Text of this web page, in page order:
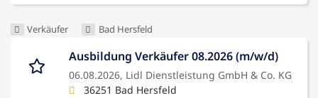
Verkäufer Bad Hersfeld
Ausbildung Verkäufer 08.2026 (m/w/d)
06.08.2026, Lidl Dienstleistung GmbH & Co. KG
36251 Bad Hersfeld